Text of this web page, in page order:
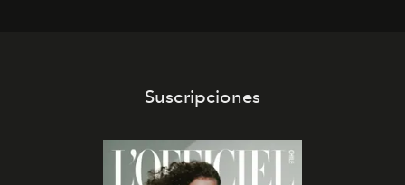
Suscripciones